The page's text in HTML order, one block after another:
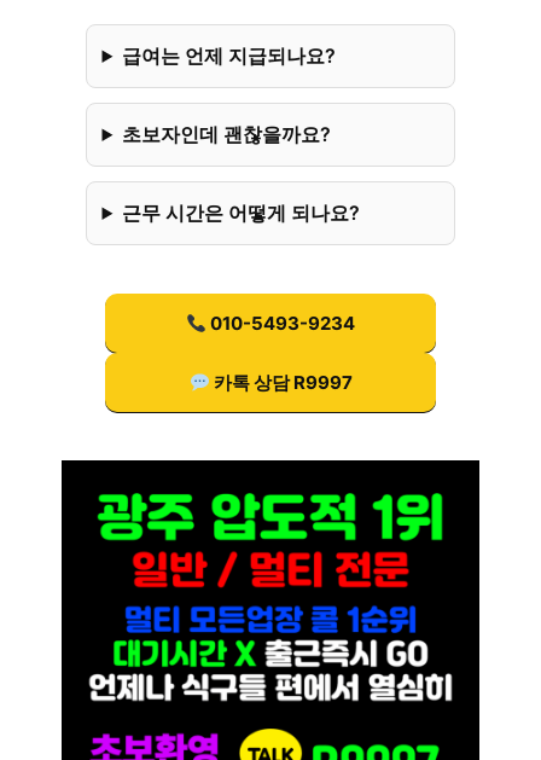
급여는 언제 지급되나요?
초보자인데 괜찮을까요?
근무 시간은 어떻게 되나요?
010-5493-9234
카톡 상담 R9997